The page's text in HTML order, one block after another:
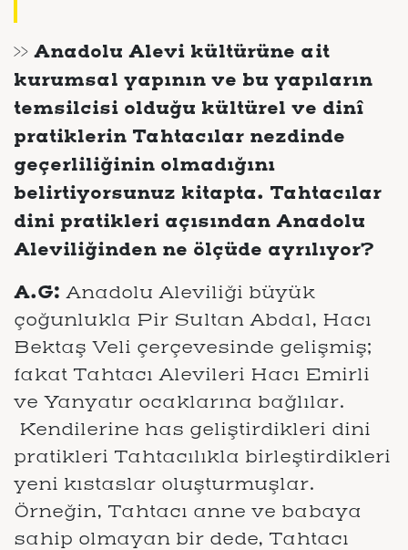
>> Anadolu Alevi kültürüne ait
kurumsal yapının ve bu yapıların
temsilcisi olduğu kültürel ve dinî
pratiklerin Tahtacılar nezdinde
geçerliliğinin olmadığını
belirtiyorsunuz kitapta. Tahtacılar
dini pratikleri açısından Anadolu
Aleviliğinden ne ölçüde ayrılıyor?
A.G: Anadolu Aleviliği büyük
çoğunlukla Pir Sultan Abdal, Hacı
Bektaş Veli çerçevesinde gelişmiş;
fakat Tahtacı Alevileri Hacı Emirli
ve Yanyatır ocaklarına bağlılar.
Kendilerine has geliştirdikleri dini
pratikleri Tahtacılıkla birleştirdikleri
yeni kıstaslar oluşturmuşlar.
Örneğin, Tahtacı anne ve babaya
sahip olmayan bir dede, Tahtacı